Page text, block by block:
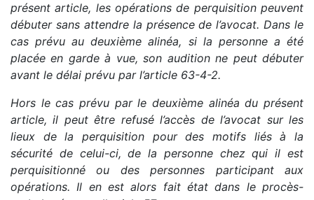
présent article, les opérations de perquisition peuvent
débuter sans attendre la présence de l’avocat. Dans le
cas prévu au deuxième alinéa, si la personne a été
placée en garde à vue, son audition ne peut débuter
avant le délai prévu par l’article 63-4-2.
Hors le cas prévu par le deuxième alinéa du présent
article, il peut être refusé l’accès de l’avocat sur les
lieux de la perquisition pour des motifs liés à la
sécurité de celui-ci, de la personne chez qui il est
perquisitionné ou des personnes participant aux
opérations. Il en est alors fait état dans le procès-